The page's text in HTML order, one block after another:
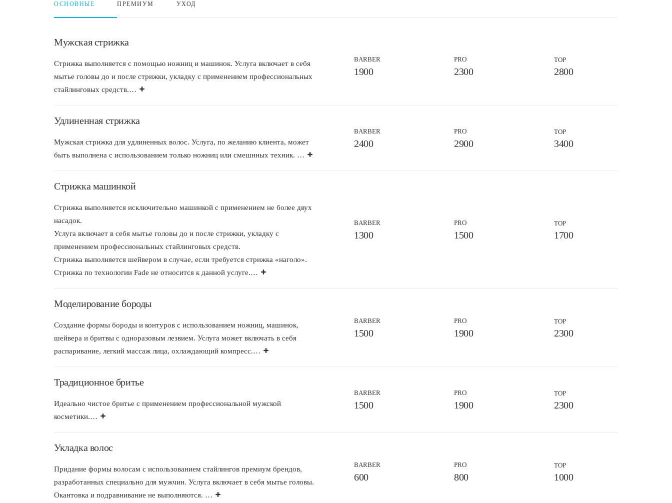
ОСНОВНЫЕ ПРЕМИУМ УХОД
Мужская стрижка
Стрижка выполняется с помощью ножниц и машинок. Услуга включает в себя
мытье головы до и после стрижки, укладку с применением профессиональных
стайлинговых средств.…
BARBER
1900
PRO
2300
TOP
2800
Удлиненная стрижка
Мужская стрижка для удлиненных волос. Услуга, по желанию клиента, может
быть выполнена с использованием только ножниц или смешнных техник. …
BARBER
2400
PRO
2900
TOP
3400
Стрижка машинкой
Стрижка выполняется исключительно машинкой с применением не более двух
насадок.
Услуга включает в себя мытье головы до и после стрижки, укладку с
применением профессиональных стайлинговых средств.
Стрижка выполняется шейвером в случае, если требуется стрижка «наголо».
Стрижка по технологии Fade не относится к данной услуге.…
BARBER
1300
PRO
1500
TOP
1700
Моделирование бороды
Создание формы бороды и контуров с использованием ножниц, машинок,
шейвера и бритвы с одноразовым лезвием. Услуга может включать в себя
распаривание, легкий массаж лица, охлаждающий компресс.…
BARBER
1500
PRO
1900
TOP
2300
Традиционное бритье
Идеально чистое бритье с применением профессиональной мужской
косметики.…
BARBER
1500
PRO
1900
TOP
2300
Укладка волос
Придание формы волосам с использованием стайлингов премиум брендов,
разработанных специально для мужчин. Услуга включает в себя мытье головы.
Окантовка и подравнивание не выполняются. …
BARBER
600
PRO
800
TOP
1000